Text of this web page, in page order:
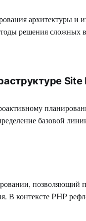
архитектуры и
решения сложных
Site
базовой
В контексте PHP
свойствах и